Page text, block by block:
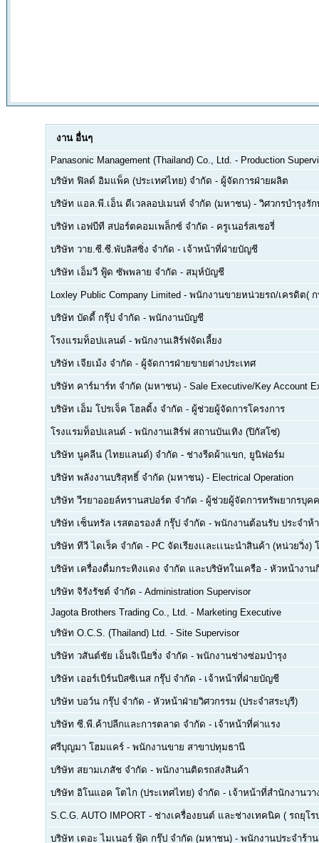
งาน อื่นๆ
Panasonic Management (Thailand) Co., Ltd. - Production
บริษัท ฟิลด์ อิมแพ็ค (ประเทศไทย) จำกัด - ผู้จัดการฝ่ายผลิต
บริษัท แอล.พี.เอ็น ดีเวลลอปเมนท์ จำกัด (มหาชน) - วิศวกรบำรุงรั
บริษัท เอฟบีที สปอร์ตคอมเพล็กซ์ จำกัด - ครูเนอร์สเซอรี่
บริษัท วาย.ซี.ซี.พับลิสซิ่ง จำกัด - เจ้าหน้าที่ฝ่ายบัญชี
บริษัท เอ็มวี ฟู้ด ซัพพลาย จำกัด - สมุห์บัญชี
Loxley Public Company Limited - พนักงานขายหน่วยรถ/เครดิต(
บริษัท บัดดี้ กรุ๊ป จำกัด - พนักงานบัญชี
โรงแรมท็อปแลนด์ - พนักงานเสิร์ฟจัดเลี้ยง
บริษัท เจียเม้ง จำกัด - ผู้จัดการฝ่ายขายต่างประเทศ
บริษัท คาร์มาร์ท จำกัด (มหาชน) - Sale Executive/Key Account
บริษัท เอ็ม โปรเจ็ค โฮลดิ้ง จำกัด - ผู้ช่วยผู้จัดการโครงการ
โรงแรมท็อปแลนด์ - พนักงานเสิร์ฟ สถานบันเทิง (ปิกัสโซ่)
บริษัท นูคลีน (ไทยแลนด์) จำกัด - ช่างรีดผ้าแขก, ยูนิฟอร์ม
บริษัท พลังงานบริสุทธิ์ จำกัด (มหาชน) - Electrical Operation
บริษัท วีรยาออยล์ทรานสปอร์ต จำกัด - ผู้ช่วยผู้จัดการทรัพยากรบุค
บริษัท เซ็นทรัล เรสตอรองส์ กรุ๊ป จำกัด - พนักงานต้อนรับ ประจำห้
บริษัท ทีวี ไดเร็ค จำกัด - PC จัดเรียงเเละเเนะนำสินค้า (หน่วยวิ่ง
บริษัท เครื่องดื่มกระทิงแดง จำกัด และบริษัทในเครือ - หัวหน้างาน
บริษัท จิรังรัชต์ จำกัด - Administration Supervisor
Jagota Brothers Trading Co., Ltd. - Marketing Executive
บริษัท O.C.S. (Thailand) Ltd. - Site Supervisor
บริษัท วสันต์ชัย เอ็นจิเนียริ่ง จำกัด - พนักงานช่างซ่อมบำรุง
บริษัท เออร์เบิร์นบิสซิเนส กรุ๊ป จำกัด - เจ้าหน้าที่ฝ่ายบัญชี
บริษัท บอว์น กรุ๊ป จำกัด - หัวหน้าฝ่ายวิศวกรรม (ประจำสระบุรี)
บริษัท ซี.พี.ค้าปลีกและการตลาด จำกัด - เจ้าหน้าที่ค่าแรง
ศรีบุญมา โฮมแคร์ - พนักงานขาย สาขาปทุมธานี
บริษัท สยามเภสัช จำกัด - พนักงานติดรถส่งสินค้า
บริษัท อิโนแอค โตไก (ประเทศไทย) จำกัด - เจ้าหน้าที่สำนักงานวา
S.C.G. AUTO IMPORT - ช่างเครื่องยนต์ และช่างเทคนิค ( รถยุโ
บริษัท เดอะ ไมเนอร์ ฟู้ด กรุ๊ป จำกัด (มหาชน) - พนักงานประจำร้า